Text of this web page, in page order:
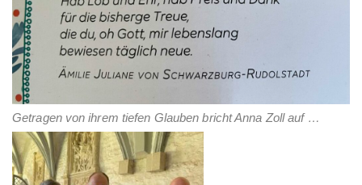
Getragen von ihrem tiefen Glauben bricht Anna Zoll auf …